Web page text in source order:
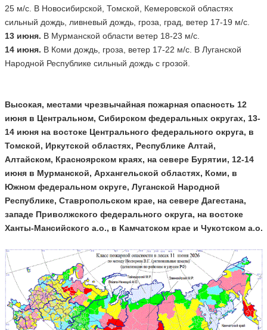
25 м/с. В Новосибирской, Томской, Кемеровской областях
сильный дождь, ливневый дождь, гроза, град, ветер 17-19 м/с.
13 июня. В Мурманской области ветер 18-23 м/с.
14 июня. В Коми дождь, гроза, ветер 17-22 м/с. В Луганской
Народной Республике сильный дождь с грозой.
Высокая, местами чрезвычайная пожарная опасность 12
июня в Центральном, Сибирском федеральных округах, 13-
14 июня на востоке Центрального федерального округа, в
Томской, Иркутской областях, Республике Алтай,
Алтайском, Красноярском краях, на севере Бурятии, 12-14
июня в Мурманской, Архангельской областях, Коми, в
Южном федеральном округе, Луганской Народной
Республике, Ставропольском крае, на севере Дагестана,
западе Приволжского федерального округа, на востоке
Ханты-Мансийского а.о., в Камчатском крае и Чукотском а.о.